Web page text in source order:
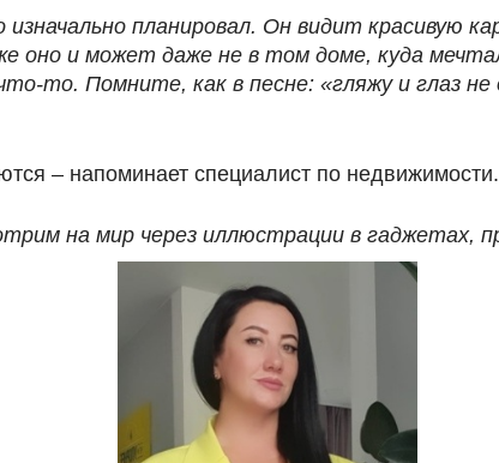
планировал. Он видит красивую
оно и может даже не в том доме, куда
то. Помните, как в песне: «гляжу и глаз
– напоминает специалист по недвижимости.
на мир через иллюстрации в гаджетах,